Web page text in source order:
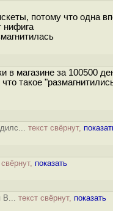
потому что одна
нифига
в магазине за 100500
такое
текст свёрнут,
показать
В... текст свёрнут, показать